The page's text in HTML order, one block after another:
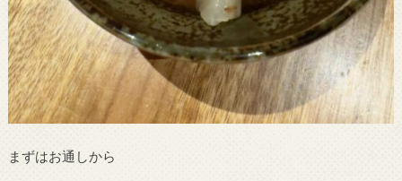
まずはお通しから